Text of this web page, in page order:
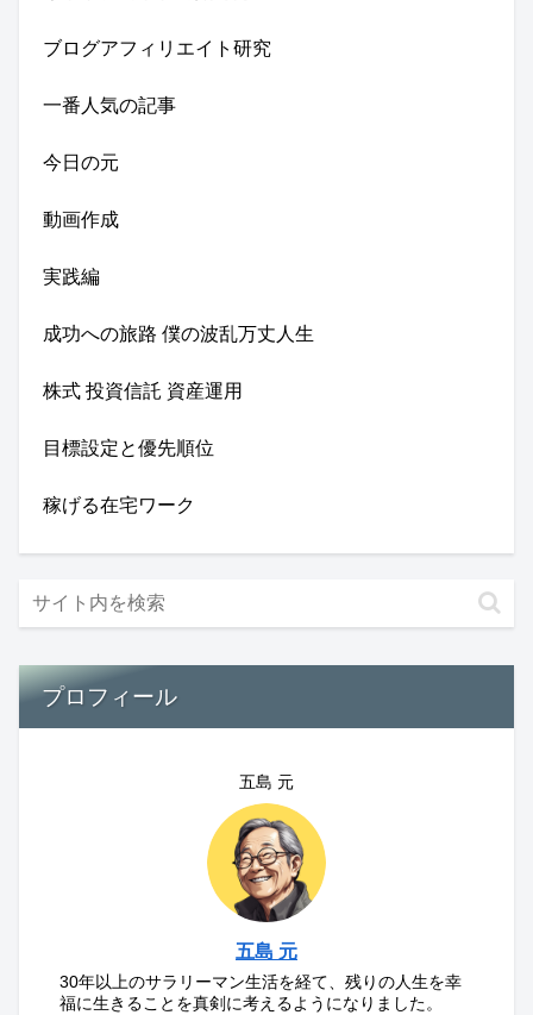
ブログアフィリエイト研究
一番人気の記事
今日の元
動画作成
実践編
成功への旅路 僕の波乱万丈人生
株式 投資信託 資産運用
目標設定と優先順位
稼げる在宅ワーク
プロフィール
五島 元
五島 元
30年以上のサラリーマン生活を経て、残りの人生を幸
福に生きることを真剣に考えるようになりました。